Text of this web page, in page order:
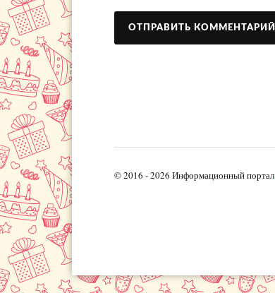
© 2016 - 2026 Информационный портал